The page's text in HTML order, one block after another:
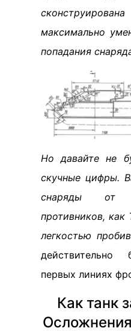
максимально
попадания
Но давайте не
скучные цифры.
снаряды от
противников,
легкостью
первых линиях
Как танк